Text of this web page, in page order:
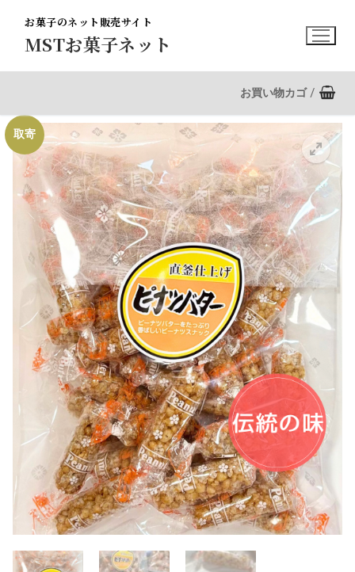
ス
キ
MSTお菓子ネット
お菓子のネット販売サイト
お買い物カゴ /
🔍
取寄